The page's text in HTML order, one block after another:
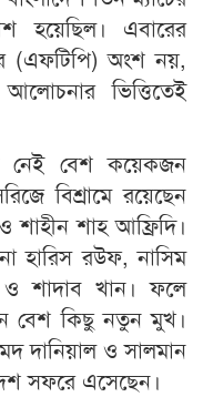
হয়েছিল। এবারের
(এফটিপি) অংশ নয়,
ভিত্তিতেই
নেই বেশ কয়েকজন
বিশ্রামে রয়েছেন
শাহ আফ্রিদি।
হারিস রউফ, নাসিম
শাদাব খান। ফলে
বেশ কিছু নতুন মুখ।
দানিয়াল ও সালমান
সফরে এসেছেন।